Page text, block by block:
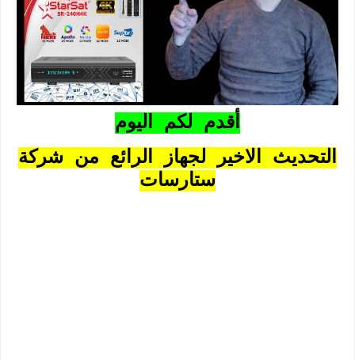
أقدم لكم اليوم
التحديث الاخير لجهاز الرائع من شركة
ستارسات